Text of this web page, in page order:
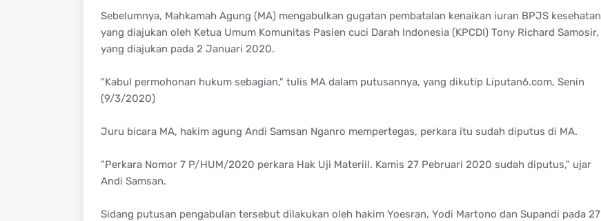
Sebelumnya, Mahkamah Agung (MA) mengabulkan gugatan pembatalan kenaikan iuran BPJS kesehatan
yang diajukan oleh Ketua Umum Komunitas Pasien cuci Darah Indonesia (KPCDI) Tony Richard Samosir,
yang diajukan pada 2 Januari 2020.
"Kabul permohonan hukum sebagian," tulis MA dalam putusannya, yang dikutip Liputan6.com, Senin
(9/3/2020)
Juru bicara MA, hakim agung Andi Samsan Nganro mempertegas, perkara itu sudah diputus di MA.
"Perkara Nomor 7 P/HUM/2020 perkara Hak Uji Materiil. Kamis 27 Pebruari 2020 sudah diputus," ujar
Andi Samsan.
Sidang putusan pengabulan tersebut dilakukan oleh hakim Yoesran, Yodi Martono dan Supandi pada 27